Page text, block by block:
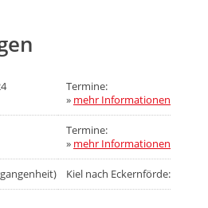
Termine:
» mehr Informationen
Termine:
» mehr Informationen
Kiel nach Eckernförde: